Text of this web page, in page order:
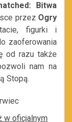
Bitwa
przez Ogry
figurki i
zaoferowania
od razu także
nam na
Stopą.
w oficjalnym